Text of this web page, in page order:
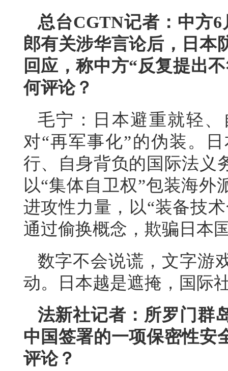
总台CGTN记者：中方
郎有关涉华言论后，日本
回应，称中方“反复提出
何评论？
毛宁：日本避重就轻
对“再军事化”的伪装。
行、自身背负的国际法义
以“集体自卫权”包装海外
进攻性力量，以“装备技
通过偷换概念，欺骗日本
数字不会说谎，文字游
动。日本越是遮掩，国际
法新社记者：所罗门群
中国签署的一项保密性安
评论？